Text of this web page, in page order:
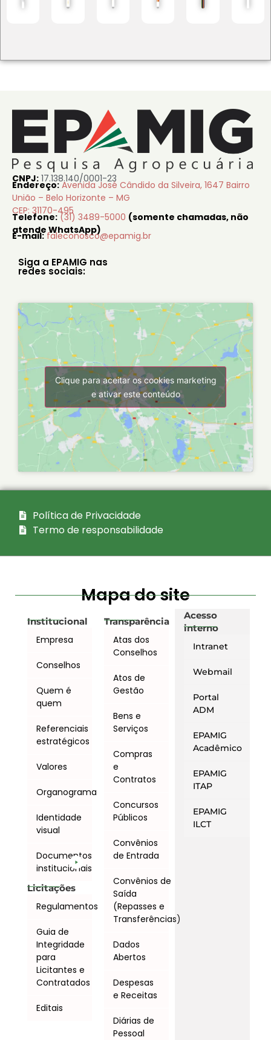
CNPJ: 17.138.140/0001-23
Endereço: Avenida José Cândido da Silveira, 1647 Bairro
União – Belo Horizonte – MG
CEP: 31170-495
Telefone: (31) 3489-5000 (somente chamadas, não
atende WhatsApp)
E-mail: faleconosco@epamig.br
Siga a EPAMIG nas
redes sociais:
Clique para aceitar os cookies marketing
e ativar este conteúdo
Política de Privacidade
Termo de responsabilidade
Mapa do site
Institucional
Empresa
Conselhos
Quem é
quem
Referenciais
estratégicos
Valores
Organograma
Identidade
visual
Documentos
institucionais
Licitações
Regulamentos
Guia de
Integridade
para
Licitantes e
Contratados
Editais
Transparência
Atas dos
Conselhos
Atos de
Gestão
Bens e
Serviços
Compras
e
Contratos
Concursos
Públicos
Convênios
de Entrada
Convênios de
Saída
(Repasses e
Transferências)
Dados
Abertos
Despesas
e Receitas
Diárias de
Pessoal
Acesso
interno
Intranet
Webmail
Portal
ADM
EPAMIG
Acadêmico
EPAMIG
ITAP
EPAMIG
ILCT